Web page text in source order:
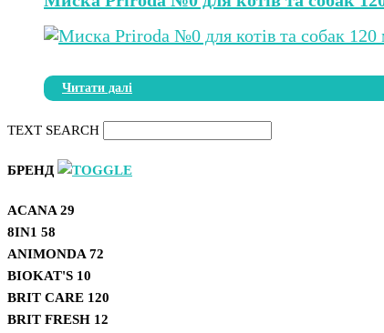
Читати далі
TEXT SEARCH
БРЕНД
ACANA29
8IN1 58
ANIMONDA72
BIOKAT'S 10
BRIT CARE 120
BRIT FRESH 12